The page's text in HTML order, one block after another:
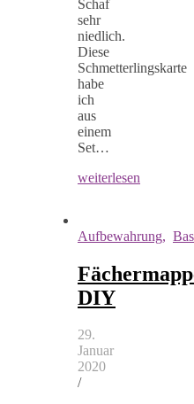
Schaf
sehr
niedlich.
Diese
Schmetterlingskarte
habe
ich
aus
einem
Set…
weiterlesen
Aufbewahrung,
DIY
29.
Januar
2020
/